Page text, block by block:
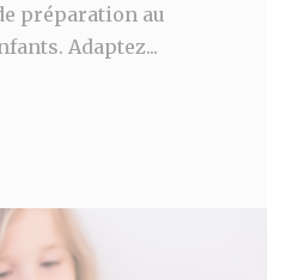
préparation au
Adaptez...